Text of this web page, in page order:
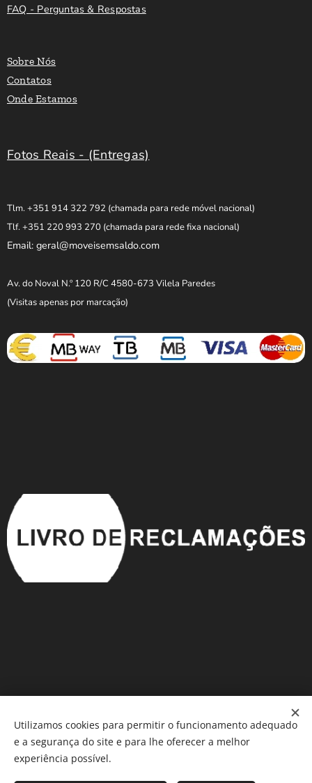
FAQ - Perguntas & Respostas
Sobre Nós
Contatos
Onde Estamos
Fotos Reais - (Entregas)
Tlm. +351 914 322 792 (chamada para rede móvel nacional)
Tlf. +351 220 993 270 (chamada para rede fixa nacional)
Email: geral@moveisemsaldo.com
Av. do Noval N.º 120 R/C 4580-673 Vilela Paredes
(Visitas apenas por marcação)
Móveis em Saldo ®️ Cookies
Utilizamos cookies para permitir o funcionamento adequado
e a segurança do site e para lhe oferecer a melhor
experiência possível.